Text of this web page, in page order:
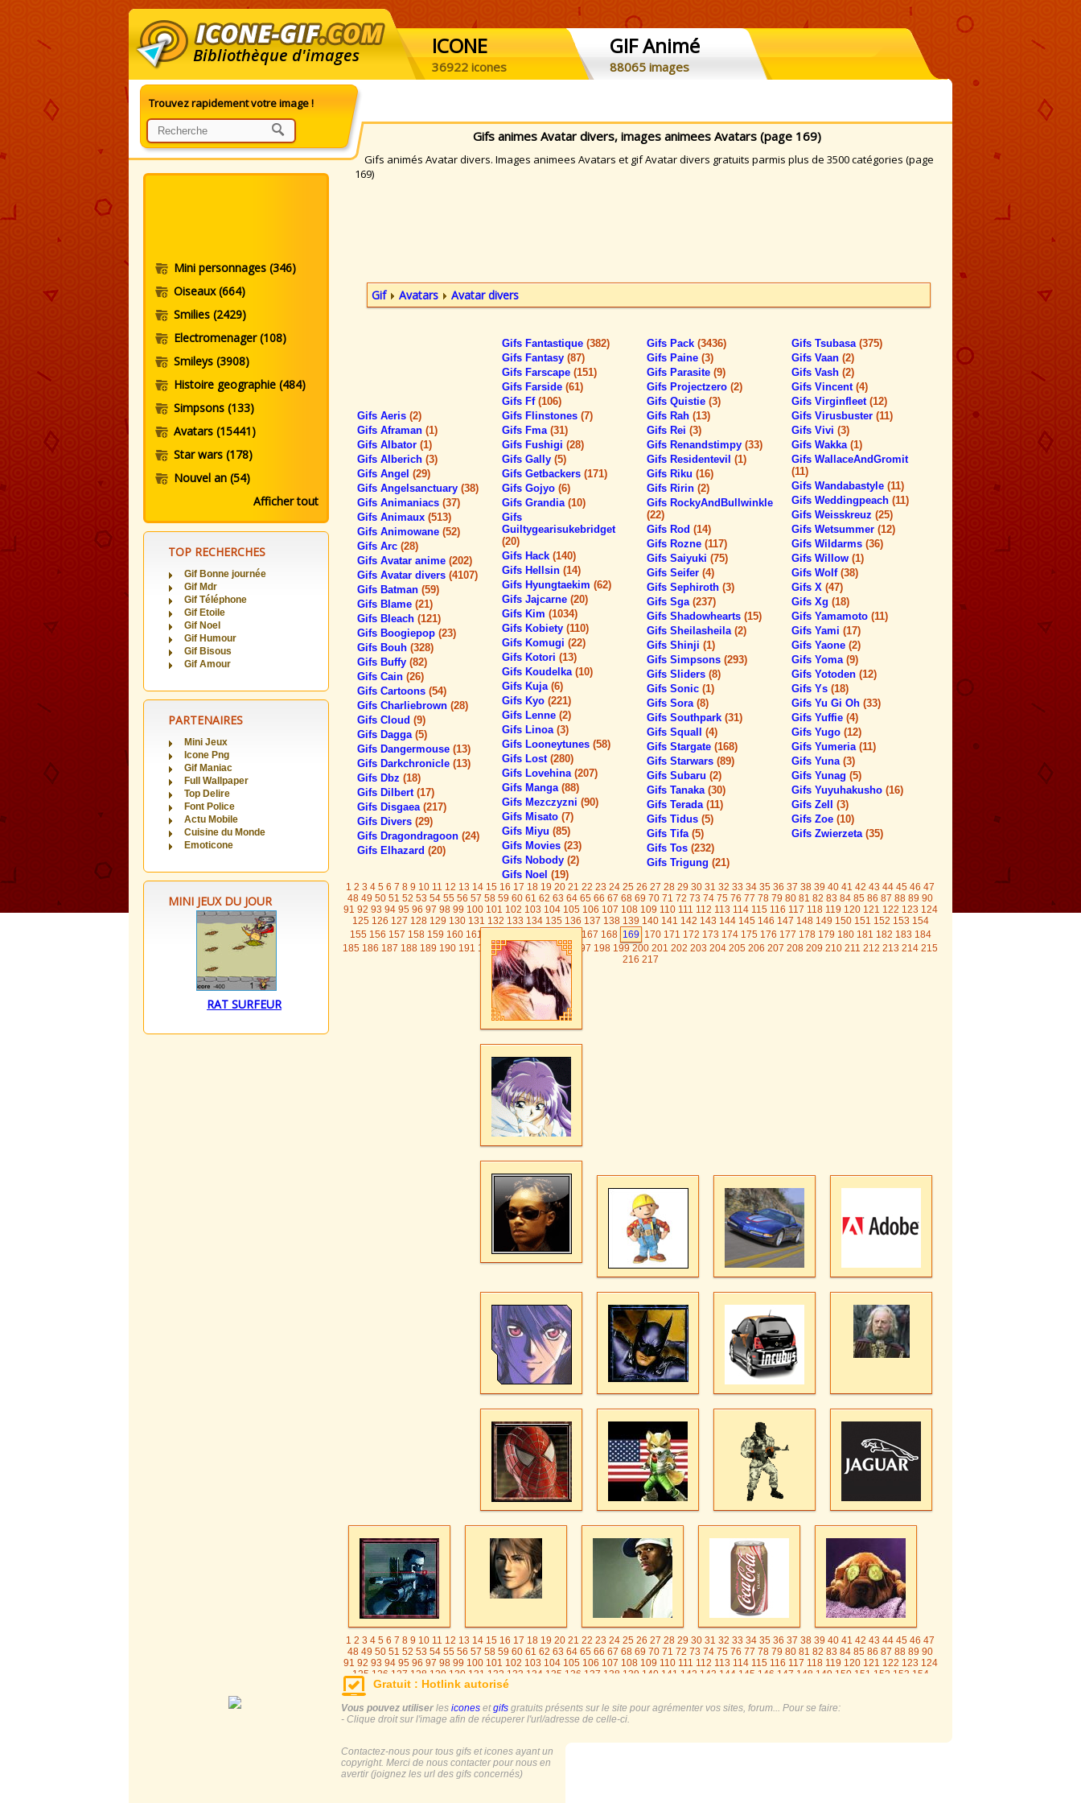
Bibliothèque d'images ICONE
36922 icones
GIF Animé
88065 images
Trouvez rapidement votre image !
Mini personnages (346)
Oiseaux(664)
Smilies (2429)
Electromenager(108)
Smileys (3908)
Histoire geographie (484)
Simpsons (133)
Avatars (15441)
Star wars (178)
Nouvel an (54)
Afficher tout
TOP RECHERCHES
Gif Bonne journée
Gif Mdr
Gif Téléphone
Gif Etoile
Gif Noel
Gif Humour
Gif Bisous
Gif Amour
PARTENAIRES
Mini Jeux
Icone Png
Gif Maniac
Full Wallpaper
Top Delire
Font Police
Actu Mobile
Cuisine du Monde
Emoticone
MINI JEUX DU JOUR
RAT SURFEUR
Gifs animes Avatar divers, images animees Avatars (page 169)
Gifs animés Avatar divers. Images animees Avatars et gif Avatar divers gratuits parmis plus de 3500 catégories (page
169)
Gif Avatars Avatar divers
Gifs Aeris (2)
Gifs Aframan (1)
Gifs Albator (1)
Gifs Alberich (3)
Gifs Angel (29)
Gifs Angelsanctuary (38)
Gifs Animaniacs (37)
Gifs Animaux (513)
Gifs Animowane (52)
Gifs Arc (28)
Gifs Avatar anime (202)
Gifs Avatar divers (4107)
Gifs Batman (59)
Gifs Blame (21)
Gifs Bleach (121)
Gifs Boogiepop (23)
Gifs Bouh (328)
Gifs Buffy (82)
Gifs Cain (26)
Gifs Cartoons (54)
Gifs Charliebrown (28)
Gifs Cloud (9)
Gifs Dagga (5)
Gifs Dangermouse (13)
Gifs Darkchronicle (13)
Gifs Dbz (18)
Gifs Dilbert (17)
Gifs Disgaea (217)
Gifs Divers (29)
Gifs Dragondragoon (24)
Gifs Elhazard (20)
Gifs Fantastique (382)
Gifs Fantasy (87)
Gifs Farscape (151)
Gifs Farside (61)
Gifs Ff (106)
Gifs Flinstones (7)
Gifs Fma (31)
Gifs Fushigi (28)
Gifs Gally (5)
Gifs Getbackers (171)
Gifs Gojyo (6)
Gifs Grandia (10)
Gifs
Guiltygearisukebridget
(20)
Gifs Hack (140)
Gifs Hellsin (14)
Gifs Hyungtaekim (62)
Gifs Jajcarne (20)
Gifs Kim (1034)
Gifs Kobiety (110)
Gifs Komugi (22)
Gifs Kotori (13)
Gifs Koudelka (10)
Gifs Kuja (6)
Gifs Kyo (221)
Gifs Lenne (2)
Gifs Linoa (3)
Gifs Looneytunes (58)
Gifs Lost (280)
Gifs Lovehina (207)
Gifs Manga (88)
Gifs Mezczyzni (90)
Gifs Misato (7)
Gifs Miyu (85)
Gifs Movies (23)
Gifs Nobody (2)
Gifs Noel (19)
Gifs Pack (3436)
Gifs Paine (3)
Gifs Parasite (9)
Gifs Projectzero (2)
Gifs Quistie (3)
Gifs Rah (13)
Gifs Rei (3)
Gifs Renandstimpy (33)
Gifs Residentevil (1)
Gifs Riku (16)
Gifs Ririn (2)
Gifs RockyAndBullwinkle
(22)
Gifs Rod (14)
Gifs Rozne (117)
Gifs Saiyuki (75)
Gifs Seifer (4)
Gifs Sephiroth (3)
Gifs Sga (237)
Gifs Shadowhearts (15)
Gifs Sheilasheila (2)
Gifs Shinji (1)
Gifs Simpsons (293)
Gifs Sliders (8)
Gifs Sonic (1)
Gifs Sora (8)
Gifs Southpark (31)
Gifs Squall (4)
Gifs Stargate (168)
Gifs Starwars (89)
Gifs Subaru (2)
Gifs Tanaka (30)
Gifs Terada (11)
Gifs Tidus (5)
Gifs Tifa (5)
Gifs Tos (232)
Gifs Trigung (21)
Gifs Tsubasa (375)
Gifs Vaan (2)
Gifs Vash (2)
Gifs Vincent (4)
Gifs Virginfleet (12)
Gifs Virusbuster (11)
Gifs Vivi (3)
Gifs Wakka (1)
Gifs WallaceAndGromit
(11)
Gifs Wandabastyle (11)
Gifs Weddingpeach (11)
Gifs Weisskreuz (25)
Gifs Wetsummer (12)
Gifs Wildarms (36)
Gifs Willow (1)
Gifs Wolf (38)
Gifs X (47)
Gifs Xg (18)
Gifs Yamamoto (11)
Gifs Yami (17)
Gifs Yaone (2)
Gifs Yoma (9)
Gifs Yotoden (12)
Gifs Ys (18)
Gifs Yu Gi Oh (33)
Gifs Yuffie (4)
Gifs Yugo (12)
Gifs Yumeria (11)
Gifs Yuna (3)
Gifs Yunag (5)
Gifs Yuyuhakusho (16)
Gifs Zell (3)
Gifs Zoe (10)
Gifs Zwierzeta (35)
1 2 3 4 5 6 7 8 9 10 11 12 13 14 15 16 17 18 19 20 21 22 23 24 25 26 27 28 29 30 31 32 33 34 35 36 37 38 39 40 41 42 43 44 45 46 47
48 49 50 51 52 53 54 55 56 57 58 59 60 61 62 63 64 65 66 67 68 69 70 71 72 73 74 75 76 77 78 79 80 81 82 83 84 85 86 87 88 89 90
91 92 93 94 95 96 97 98 99 100 101 102 103 104 105 106 107 108 109 110 111 112 113 114 115 116 117 118 119 120 121 122 123 124
125 126 127 128 129 130 131 132 133 134 135 136 137 138 139 140 141 142 143 144 145 146 147 148 149 150 151 152 153 154
155 156 157 158 159 160 161 167 168 169 170 171 172 173 174 175 176 177 178 179 180 181 182 183 184
185 186 187 188 189 190 191 192 193 194 195 196 197 198 199 200 201 202 203 204 205 206 207 208 209 210 211 212 213 214 215
216 217
1 2 3 4 5 6 7 8 9 10 11 12 13 14 15 16 17 18 19 20 21 22 23 24 25 26 27 28 29 30 31 32 33 34 35 36 37 38 39 40 41 42 43 44 45 46 47
48 49 50 51 52 53 54 55 56 57 58 59 60 61 62 63 64 65 66 67 68 69 70 71 72 73 74 75 76 77 78 79 80 81 82 83 84 85 86 87 88 89 90
91 92 93 94 95 96 97 98 99 100 101 102 103 104 105 106 107 108 109 110 111 112 113 114 115 116 117 118 119 120 121 122 123 124
125 126 127 128 129 130 131 132 133 134 135 136 137 138 139 140 141 142 143 144 145 146 147 148 149 150 151 152 153 154
155
156 157 158 159 160 161 162 163
185
188 190 193 196 198 199 202 205 206 208 209 210
216 217
Gratuit : Hotlink autorisé
Vous pouvez utiliser les icones etgifs gratuits présents sur le site pour agrémenter vos sites, forum... Pour se faire:
- Clique droit sur l'image afin de récuperer l'url/adresse de celle-ci.
Contactez-nous pour tous gifs et icones ayant un
copyright. Merci de nous contacter pour nous en
avertir (joignez les url des gifs concernés)